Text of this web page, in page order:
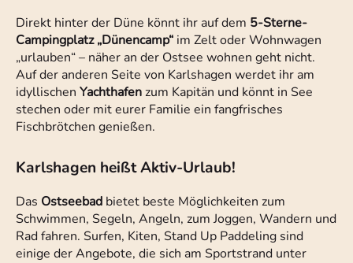
Direkt hinter der Düne könnt ihr auf dem 5-Sterne-
Campingplatz „Dünencamp“ im Zelt oder Wohnwagen
„urlauben“ – näher an der Ostsee wohnen geht nicht.
Auf der anderen Seite von Karlshagen werdet ihr am
idyllischen Yachthafenzum Kapitän und könnt in See
stechen oder mit eurer Familie ein fangfrisches
Fischbrötchen genießen.
Karlshagen heißt Aktiv-Urlaub!
Das Ostseebad bietet beste Möglichkeiten zum
Schwimmen, Segeln, Angeln, zum Joggen, Wandern und
Rad fahren. Surfen, Kiten, Stand Up Paddeling sind
einige der Angebote, die sich am Sportstrand unter